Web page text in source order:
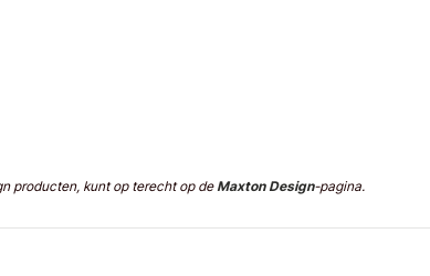
producten, kunt op terecht op deMaxton Design-pagina.